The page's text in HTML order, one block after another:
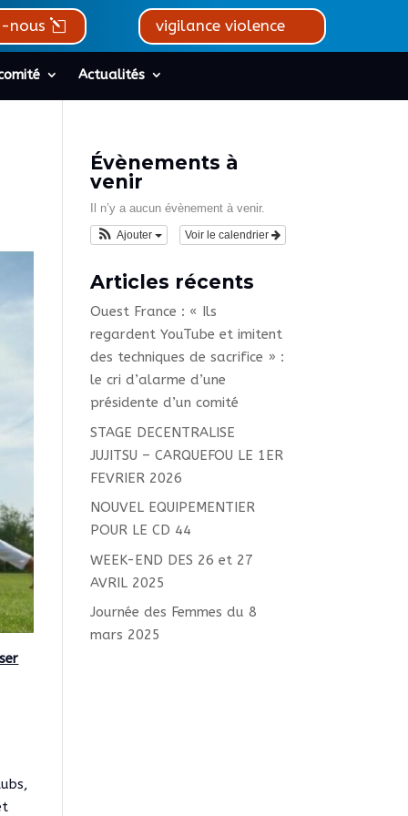
nous vigilance violence
Actualités
Évènements à
venir
Il n’y a aucun évènement à venir.
Voir le calendrier
Ajouter
Articles récents
Ouest France : « Ils
regardent YouTube et imitent
des techniques de sacrifice » :
le cri d’alarme d’une
présidente d’un comité
STAGE DECENTRALISE
JUJITSU – CARQUEFOU LE 1ER
FEVRIER 2026
NOUVEL EQUIPEMENTIER
POUR LE CD 44
WEEK-END DES 26 et 27
AVRIL 2025
Journée des Femmes du 8
mars 2025